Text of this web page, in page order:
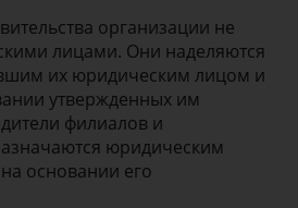
организации не
лицами. Они наделяются
их юридическим лицом и
утвержденных им
филиалов и
юридическим
основании его